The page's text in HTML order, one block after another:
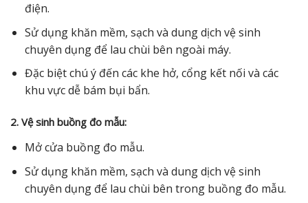
điện.
Sử dụng khăn mềm, sạch và dung dịch vệ sinh
chuyên dụng để lau chùi bên ngoài máy.
Đặc biệt chú ý đến các khe hở, cổng kết nối và các
khu vực dễ bám bụi bẩn.
2. Vệ sinh buồng đo mẫu:
Mở cửa buồng đo mẫu.
Sử dụng khăn mềm, sạch và dung dịch vệ sinh
chuyên dụng để lau chùi bên trong buồng đo mẫu.